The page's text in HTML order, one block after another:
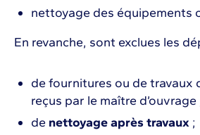
nettoyage des équipements
En revanche, sont exclues les
de fournitures ou de travaux
reçus par le maître d’ouvrage
de nettoyage après travaux ;